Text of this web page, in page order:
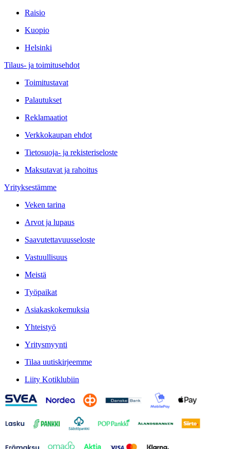
Raisio
Kuopio
Helsinki
Tilaus- ja toimitusehdot
Toimitustavat
Palautukset
Reklamaatiot
Verkkokaupan ehdot
Tietosuoja- ja rekisteriseloste
Maksutavat ja rahoitus
Yrityksestämme
Veken tarina
Arvot ja lupaus
Saavutettavuusseloste
Vastuullisuus
Meistä
Työpaikat
Asiakaskokemuksia
Yhteistyö
Yritysmyynti
Tilaa uutiskirjeemme
Liity Kotiklubiin